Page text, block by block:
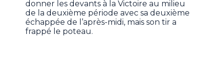
donner les devants à la Victoire au milieu
de la deuxième période avec sa deuxième
échappée de l’après-midi, mais son tir a
frappé le poteau.